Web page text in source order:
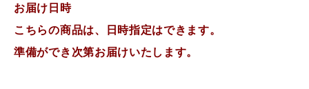
お届け日時
こちらの商品は、日時指定はできます。
準備ができ次第お届けいたします。